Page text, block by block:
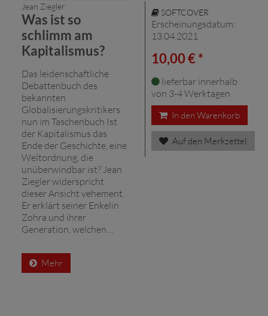
Jean Ziegler
Was ist so
schlimm am
Kapitalismus?
Das leidenschaftliche
Debattenbuch des
bekannten
Globalisierungskritikers
nun im Taschenbuch Ist
der Kapitalismus das
Ende der Geschichte, eine
Weltordnung, die
unüberwindbar ist? Jean
Ziegler widerspricht
dieser Ansicht vehement.
Er erklärt seiner Enkelin
Zohra und ihrer
Generation, welchen ...
Mehr
SOFTCOVER
Erscheinungsdatum:
13.04.2021
10,00 € *
lieferbar innerhalb
von 3-4 Werktagen
In den Warenkorb
Auf den Merkzettel